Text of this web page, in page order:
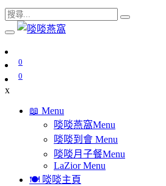
0
0
x
📖 Menu
啖啖燕窩Menu
啖啖到會 Menu
啖啖月子餐Menu
LaZior Menu
🍽️ 啖啖主頁